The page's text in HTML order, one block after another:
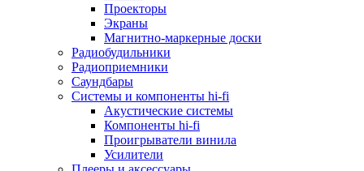
Пульты ду
Тв антенны
Цифровые тв ресиверы
Профессиональные панели
Смартфоны и планшеты
Смартфоны
Планшетные устройства
Смарт-часы
Сотовые телефоны
Планшеты для рисования
Электронные книги
Аксессуары для смартфонов и планшетов
Проекторы
Экраны
Магнитно-маркерные доски
Радиобудильники
Радиоприемники
Саундбары
Системы и компоненты hi-fi
Акустические системы
Компоненты hi-fi
Проигрыватели винила
Усилители